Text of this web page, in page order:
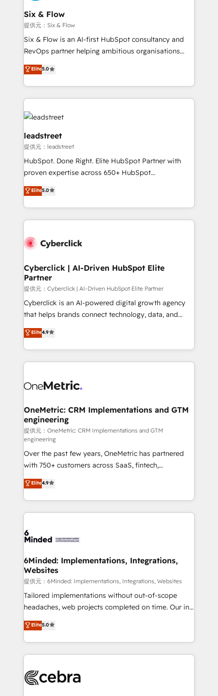
helps the following industries: logistics & 3PL, home
improvement & construction, branding and
commercialization, real estate, health, education,
SaaS, Software Dev & IT and consulting, make the
the United States, EU, UAE, Mexico and Latin
America. From casual user to super fan: make
Six & Flow
提供元：Six & Flow
Six & Flow is an AI-first HubSpot consultancy and
RevOps partner helping ambitious organisations
grow with clarity, confidence, and intelligence.
Operating across the UK, Netherlands, Ireland, and
Canada, we’ve delivered thousands of successful
HubSpot projects for mid-market and enterprise
clients worldwide, with over 10 years experience. We
combine HubSpot, data, and AI to design connected
go-to-market systems that align people, process,
and technology for predictable, scalable revenue
growth. Our expertise spans RevOps, CRM and data
architecture, AI enablement, and strategic marketing,
for responsible AI adoption. As a HubSpot Elite
Elite5.0
leadstreet
提供元：leadstreet
HubSpot. Done Right. Elite HubSpot Partner with
proven expertise across 650+ HubSpot
implementations. With 12+ years of HubSpot
experience, we help you use the HubSpot platform
to its fullest capacity, improve your current HubSpot
website, or build your new one.
Elite5.0
Cyberclick | AI-Driven HubSpot Elite
Partner
提供元：Cyberclick | AI-Driven HubSpot Elite Partner
Cyberclick is an AI-powered digital growth agency
that helps brands connect technology, data, and
creativity to achieve measurable results. Founded in
Barcelona and operating across Spain, LATAM, and
the UK, we support global companies in building
smarter marketing, sales, and customer success
Iberia (Spain & Portugal), we combine human insight
growth. Our multidisciplinary team designs solutions
that simplify complexity, boost performance, and
turn innovation into real impact. 🌍 Highlights •
HubSpot Partner since 2012 • 2022 EMEA Impact
Award: Best Integration • 150+ successful HubSpot
projects • Clients in 30+ industries • Proprietary
technology for integrations • Multilingual team:
English, Spanish, Portuguese & Italian 👉 Grow
smarter with AI and HubSpot.
Elite4.9
OneMetric: CRM Implementations and GTM
engineering
提供元：OneMetric: CRM Implementations and GTM
engineering
Over the past few years, OneMetric has partnered
with 750+ customers across SaaS, fintech,
healthcare, real estate, and other industries. With
150+ HubSpot-certified experts, we deliver scalable
solutions to complex GTM and RevOps challenges.
Our Expertise 🔹 Onboarding & Implementation:
tailored to your GTM motion. 🔹 Migrations:
from other CRMs to HubSpot without data loss or
downtime. 🔹 RevOps Strategy: Align teams,
processes, and data to drive revenue efficiency. 🔹
Integrations: Connect HubSpot with your tech stack
for better adoption. 🔹 Custom Solutions: Build
SOC 2 Type II and ISO 27001 certified, reinforcing
our commitment to data security and compliance. At
Elite4.9
6Minded: Implementations, Integrations,
Websites
提供元：6Minded: Implementations, Integrations, Websites
Tailored implementations without out-of-scope
headaches, web projects completed on time. Our in-
house team of certified CRM architects, experts,
developers, designers, and marketers handles all
aspects of your HubSpot. ✨ 400+ global clients ✨
100+ seamless migrations from 15+ different CRMs
implementations, and 5,000+ pages ✨ CS: Clients
Elite5.0